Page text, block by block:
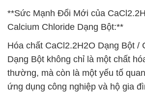
**Sức Mạnh Đổi Mới của
Calcium Chloride Dạng Bột:**
Hóa chất CaCl2.2H2O Dạng Bột /
Dạng Bột không chỉ là một chất
thường, mà còn là một yếu tố
ứng dụng công nghiệp và hộ gia